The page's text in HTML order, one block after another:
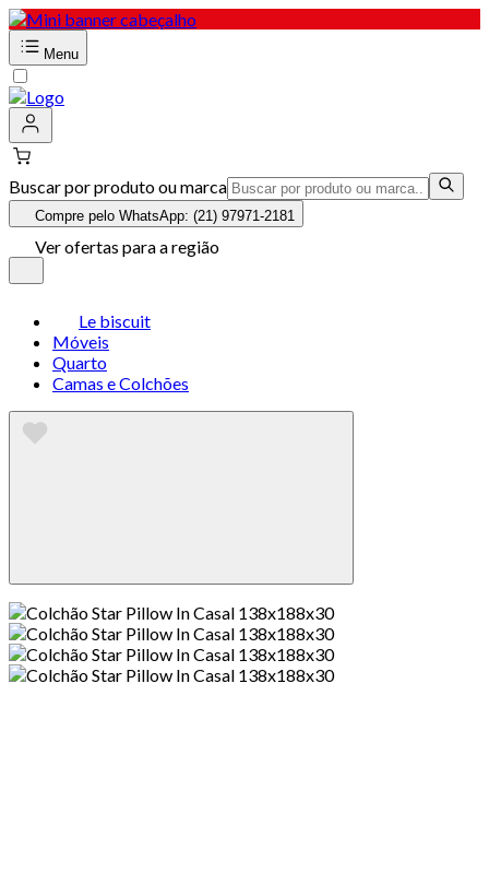
Menu
Buscar por produto ou marca
Compre pelo WhatsApp: (21) 97971-2181
Ver ofertas para a região
Le biscuit
Móveis
Quarto
Camas e Colchões